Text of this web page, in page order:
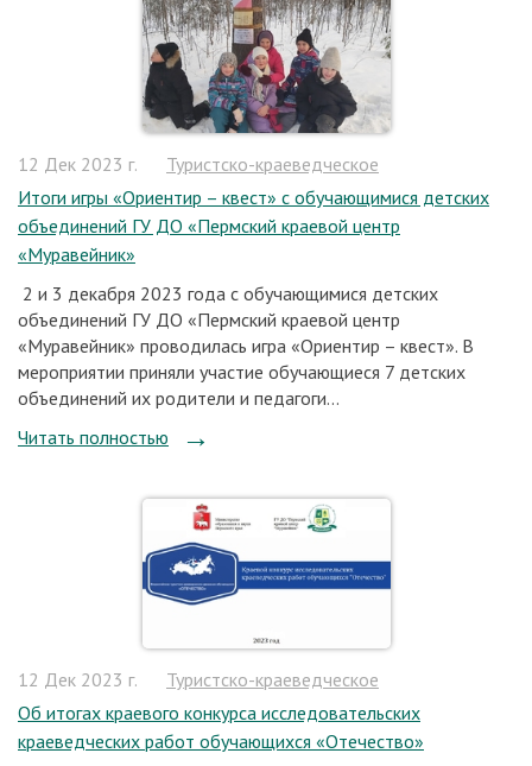
12 Дек 2023 г.
Туристско-краеведческое
Итоги игры «Ориентир – квест» с обучающимися детских
объединений ГУ ДО «Пермский краевой центр
«Муравейник»
2 и 3 декабря 2023 года с обучающимися детских
объединений ГУ ДО «Пермский краевой центр
«Муравейник» проводилась игра «Ориентир – квест». В
мероприятии приняли участие обучающиеся 7 детских
объединений их родители и педагоги...
Читать полностью
12 Дек 2023 г.
Туристско-краеведческое
Об итогах краевого конкурса исследовательских
краеведческих работ обучающихся «Отечество»